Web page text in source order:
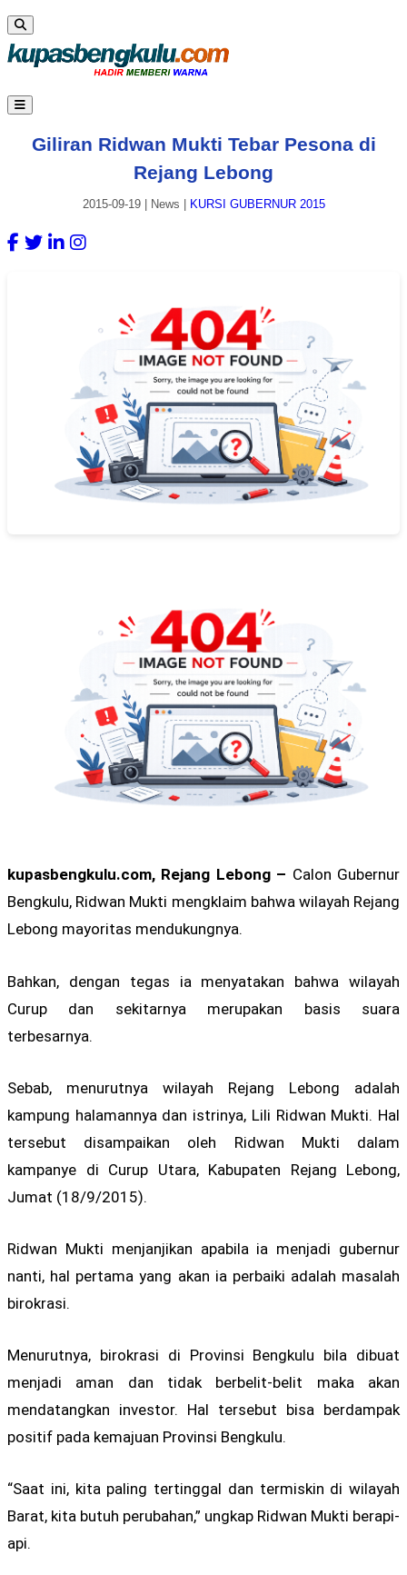
Giliran Ridwan Mukti Tebar Pesona di
Rejang Lebong
2015-09-19| News KURSI GUBERNUR 2015
kupasbengkulu.com, Rejang Lebong – Calon Gubernur
Bengkulu, Ridwan Mukti mengklaim bahwa wilayah Rejang
Lebong mayoritas mendukungnya.
Bahkan, dengan tegas ia menyatakan bahwa wilayah
Curup dan sekitarnya merupakan basis suara
terbesarnya.
Sebab, menurutnya wilayah Rejang Lebong adalah
kampung halamannya dan istrinya, Lili Ridwan Mukti. Hal
tersebut disampaikan oleh Ridwan Mukti dalam
kampanye di Curup Utara, Kabupaten Rejang Lebong,
Jumat (18/9/2015).
Ridwan Mukti menjanjikan apabila ia menjadi gubernur
nanti, hal pertama yang akan ia perbaiki adalah masalah
birokrasi.
Menurutnya, birokrasi di Provinsi Bengkulu bila dibuat
menjadi aman dan tidak berbelit-belit maka akan
mendatangkan investor. Hal tersebut bisa berdampak
positif pada kemajuan Provinsi Bengkulu.
“Saat ini, kita paling tertinggal dan termiskin di wilayah
Barat, kita butuh perubahan,” ungkap Ridwan Mukti berapi-
api.